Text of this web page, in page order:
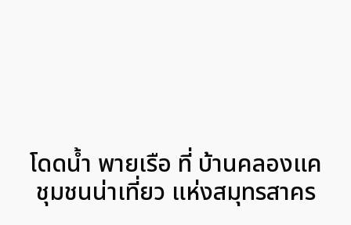
โดดน้ำ พายเรือ ที่ บ้านคลองแค
ชุมชนน่าเที่ยว แห่งสมุทรสาคร